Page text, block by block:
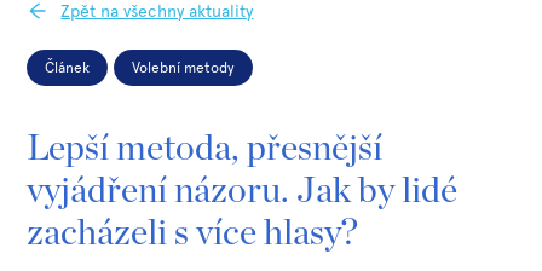
Zpět na všechny aktuality
Článek Volební metody
Lepší metoda, přesnější
vyjádření názoru. Jak by lidé
zacházeli s více hlasy?